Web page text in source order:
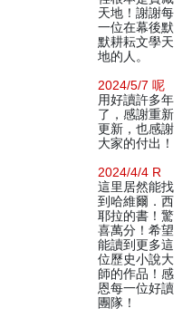
天地！謝謝每
一位在幕後默
默耕耘文學天
地的人。
2024/5/7 呢
用好讀許多年
了，感謝重新
更新，也感謝
大家的付出！
2024/4/4 R
這里居然能找
到哈維爾．西
耶拉的書！驚
喜萬分！希望
能讀到更多這
位歷史小說大
師的作品！感
恩每一位好讀
團隊！